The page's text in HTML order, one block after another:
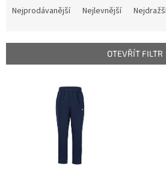
í
Nejprodávanější Nejlevnější
OTEVŘÍT FILTR